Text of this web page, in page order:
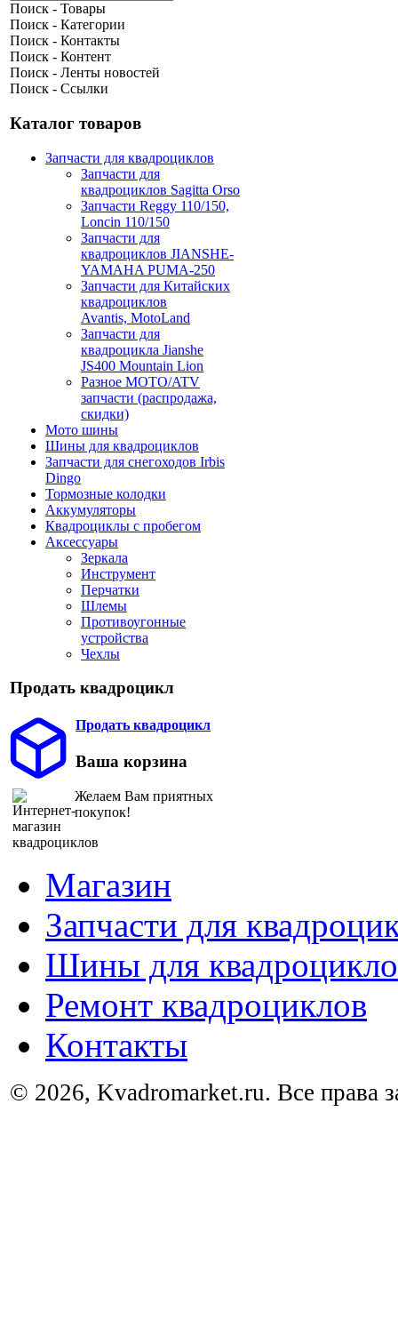
Поиск - Товары
Поиск - Категории
Поиск - Контакты
Поиск - Контент
Поиск - Ленты новостей
Поиск - Ссылки
Каталог товаров
Запчасти для квадроциклов
Запчасти для
квадроциклов Sagitta Orso
Запчасти Reggy 110/150,
Loncin 110/150
Запчасти для
квадроциклов JIANSHE-
YAMAHA PUMA-250
Запчасти для Китайских
квадроциклов
Avantis, MotoLand
Запчасти для
квадроцикла Jianshe
JS400 Mountain Lion
Разное МОТО/ATV
запчасти (распродажа,
скидки)
Мото шины
Шины для квадроциклов
Запчасти для снегоходов Irbis
Dingo
Тормозные колодки
Аккумуляторы
Квадроциклы с пробегом
Аксессуары
Зеркала
Инструмент
Перчатки
Шлемы
Противоугонные
устройства
Чехлы
Продать квадроцикл
Продать квадроцикл
Ваша корзина
Желаем Вам приятных
покупок!
Магазин
Запчасти для
Шины для
Ремонт квадроциклов
Контакты
© 2026, Kvadromarket.ru. Все права